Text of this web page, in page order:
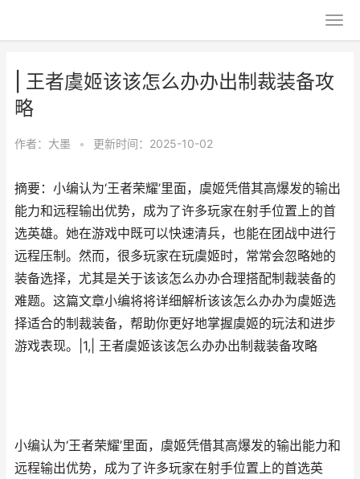
| 王者虞姬该该怎么办办出制裁装备攻
略
作者： 大墨 • 更新时间：2025-10-02
摘要：小编认为‘王者荣耀’里面，虞姬凭借其高爆发的输出
能力和远程输出优势，成为了许多玩家在射手位置上的首
选英雄。她在游戏中既可以快速清兵，也能在团战中进行
远程压制。然而，很多玩家在玩虞姬时，常常会忽略她的
装备选择，尤其是关于该该怎么办办合理搭配制裁装备的
难题。这篇文章小编将将详细解析该该怎么办办为虞姬选
择适合的制裁装备，帮助你更好地掌握虞姬的玩法和进步
游戏表现。|1,| 王者虞姬该该怎么办办出制裁装备攻略
小编认为‘王者荣耀’里面，虞姬凭借其高爆发的输出能力和
远程输出优势，成为了许多玩家在射手位置上的首选英